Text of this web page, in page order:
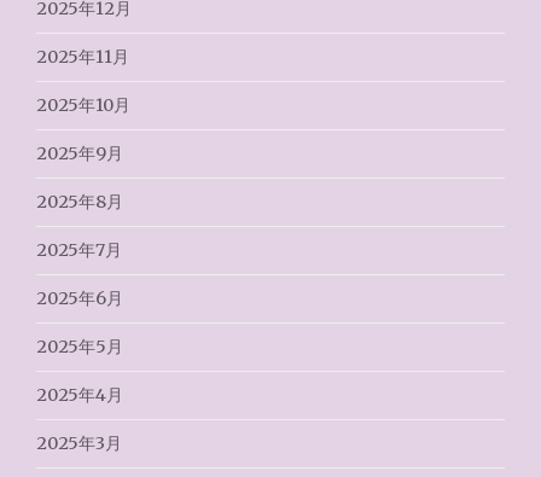
2025年12月
2025年11月
2025年10月
2025年9月
2025年8月
2025年7月
2025年6月
2025年5月
2025年4月
2025年3月